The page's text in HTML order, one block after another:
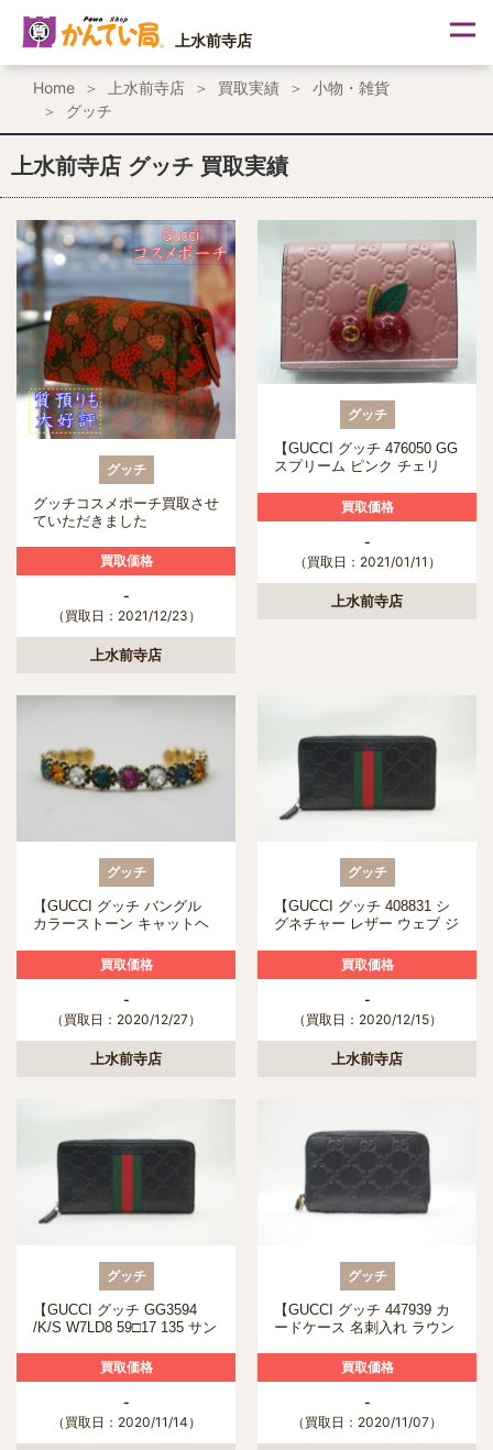
ス
プ
上水前寺店
Home 上水前寺店 買取実績
小物・雑貨
グッチ
上水前寺店 グッチ 買取実績
グッチ
グッチコスメポーチ買取させ
ていただきました
買取価格
-
（買取日：2021/12/23）
上水前寺店
グッチ
【GUCCI グッチ 476050 GG
スプリーム ピンク チェリ
取させて頂きました！
買取価格
-
（買取日：2021/01/11）
上水前寺店
グッチ
【GUCCI グッチ バングル
カラーストーン キャットヘ
り買取いたしました。
買取価格
-
（買取日：2020/12/27）
上水前寺店
グッチ
【GUCCI グッチ 408831 シ
グネチャー レザー ウェブ ジ
GGスプリーム ブラック】を
熊本市のお客様より買取させ
買取価格
-
（買取日：2020/12/15）
上水前寺店
グッチ
【GUCCI グッチ GG3594
/K/S W7LD8 59□17 135 サン
のお客様より買取させて頂き
ました！
買取価格
-
（買取日：2020/11/14）
グッチ
【GUCCI グッチ 447939 カ
ードケース 名刺入れ ラウン
ターン レザー】を熊本市の
方より買取いたしました。
買取価格
-
（買取日：2020/11/07）